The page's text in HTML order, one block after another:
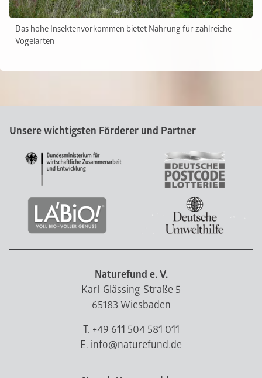
Das hohe Insektenvorkommen bietet Nahrung für zahlreiche
Vogelarten
Unsere wichtigsten Förderer und Partner
Naturefund e. V.
Karl-Glässing-Straße 5
65183 Wiesbaden
T. +49 611 504 581 011
E. info@naturefund.de